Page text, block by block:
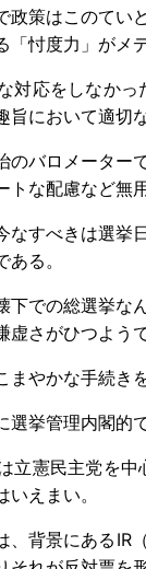
策はこのてい
「忖度力」がメ
応をしなかっ
旨において適切
バロメーター
トな配慮など無
すべきは選挙
る。
での総選挙な
虚さがひつよう
やかな手続き
挙管理内閣的で
憲民主党を中
えまい。
背景にあるIR